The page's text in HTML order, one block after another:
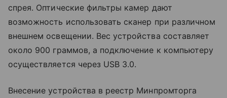
спрея. Оптические фильтры камер дают
возможность использовать сканер при различном
внешнем освещении. Вес устройства составляет
около 900 граммов, а подключение к компьютеру
осуществляется через USB 3.0.
Внесение устройства в реестр Минпромторга